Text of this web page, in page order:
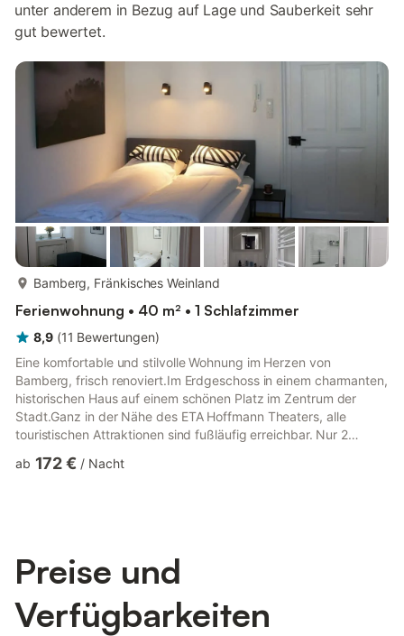
unter anderem in Bezug auf Lage und Sauberkeit sehr
gut bewertet.
Bamberg, Fränkisches Weinland
Ferienwohnung • 40 m² • 1 Schlafzimmer
8,9 (11 Bewertungen)
Eine komfortable und stilvolle Wohnung im Herzen von
Bamberg, frisch renoviert.Im Erdgeschoss in einem charmanten,
historischen Haus auf einem schönen Platz im Zentrum der
Stadt.Ganz in der Nähe des ETA Hoffmann Theaters, alle
touristischen Attraktionen sind fußläufig erreichbar. Nur 2
Supermärkten. Nur 1,2 km vom Hauptbahnhof entfernt.
ab 172 € / Nacht
Preise und
Verfügbarkeiten